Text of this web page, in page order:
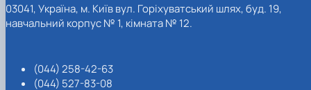
03041, Україна, м. Київ вул. Горіхуватський шлях, буд. 19,
навчальний корпус № 1, кімната № 12.
(044) 258-42-63
(044) 527-83-08